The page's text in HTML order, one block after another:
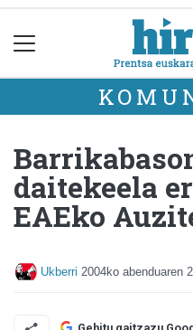
daitekeela
EAEko
Ukberri 2004ko abenduaren